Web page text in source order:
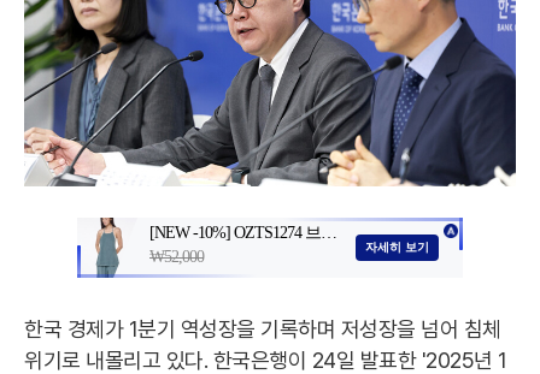
한국 경제가 1분기 역성장을 기록하며 저성장을 넘어 침체
위기로 내몰리고 있다. 한국은행이 24일 발표한 '2025년 1